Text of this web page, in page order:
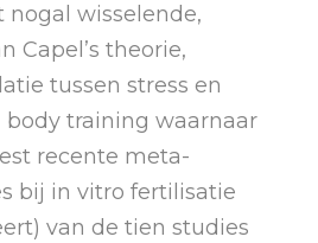
wisselende,
Capel’s theorie,
tussen stress en
training waarnaar
recente meta-
bij in vitro fertilisatie
van de tien studies